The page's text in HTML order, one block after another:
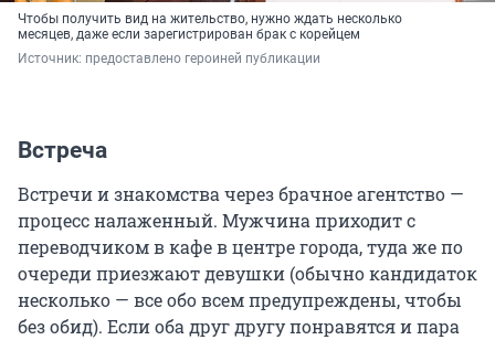
Чтобы получить вид на жительство, нужно ждать несколько
месяцев, даже если зарегистрирован брак с корейцем
Источник: предоставлено героиней публикации
Встреча
Встречи и знакомства через брачное агентство —
процесс налаженный. Мужчина приходит с
переводчиком в кафе в центре города, туда же по
очереди приезжают девушки (обычно кандидаток
несколько — все обо всем предупреждены, чтобы
без обид). Если оба друг другу понравятся и пара